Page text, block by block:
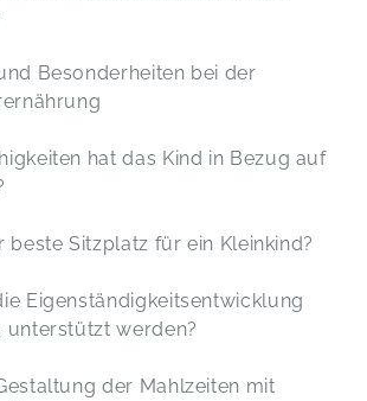
Besonderheiten bei der
hat das Kind in Bezug auf
beste Sitzplatz für ein Kleinkind?
Eigenständigkeitsentwicklung
unterstützt werden?
der Mahlzeiten mit